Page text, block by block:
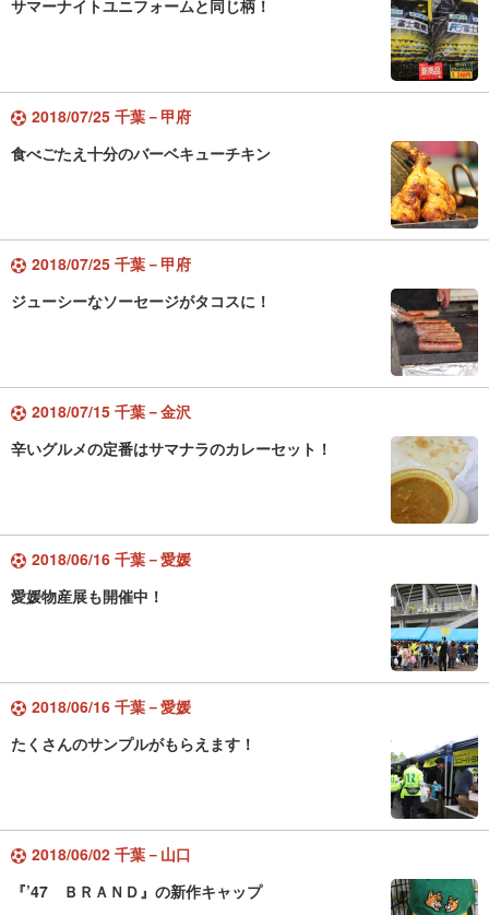
サマーナイトユニフォームと同じ柄！
2018/07/25 千葉－甲府
食べごたえ十分のバーベキューチキン
2018/07/25 千葉－甲府
ジューシーなソーセージがタコスに！
2018/07/15 千葉－金沢
辛いグルメの定番はサマナラのカレーセット！
2018/06/16 千葉－愛媛
愛媛物産展も開催中！
2018/06/16 千葉－愛媛
たくさんのサンプルがもらえます！
2018/06/02 千葉－山口
『’47 ＢＲＡＮＤ』の新作キャップ